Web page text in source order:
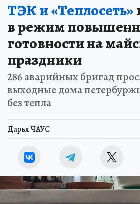
ТЭК и «Теплосеть»
в режим
готовности на
праздники
286 аварийных бригад
выходные дома
без тепла
Дарья ЧАУС